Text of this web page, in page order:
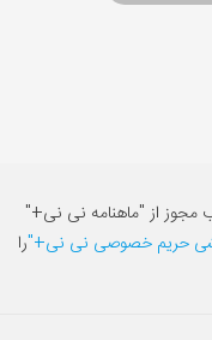
مجوز از "ماهنامه نی نی+"
حریم خصوصی نی نی+"را